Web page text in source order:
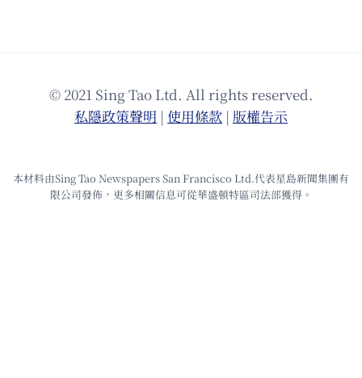
© 2021 Sing Tao Ltd. All rights reserved.
私隱政策聲明 | 使⽤條款 | 版權告⽰
本材料由Sing Tao Newspapers San Francisco Ltd.代表星島新聞集團有
限公司發佈，更多相關信息可從華盛頓特區司法部獲得。